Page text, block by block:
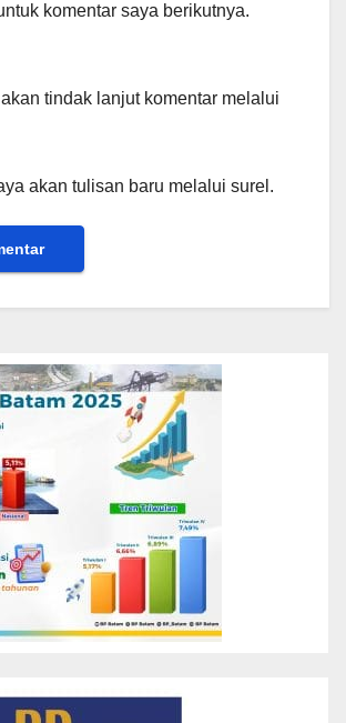
komentar saya berikutnya.
tindak lanjut komentar melalui
akan tulisan baru melalui surel.